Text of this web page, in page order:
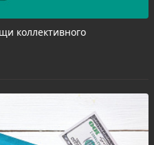
коллективного